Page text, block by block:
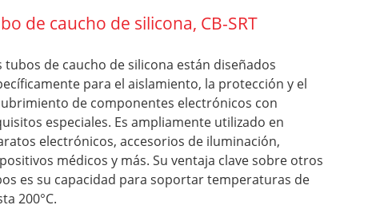
de caucho de silicona, CB-SRT
tubos de caucho de silicona están diseñados
para el aislamiento, la protección y el
de componentes electrónicos con
especiales. Es ampliamente utilizado en
electrónicos, accesorios de iluminación,
médicos y más. Su ventaja clave sobre otros
es su capacidad para soportar temperaturas de
200°C.